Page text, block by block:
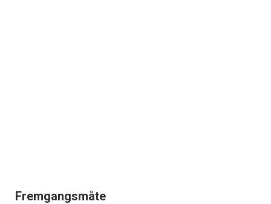
Fremgangsmåte